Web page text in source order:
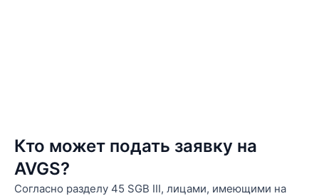
Кто может подать заявку на
AVGS?
Согласно разделу 45 SGB III, лицами, имеющими на